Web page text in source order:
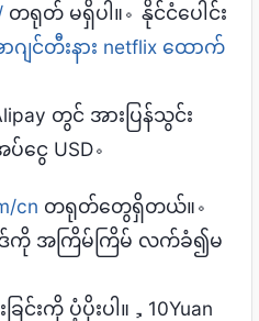
တရုတ် မရှိပါ။。နိုင်ငံပေါင်း
ဂျင်တီးနား netflix ထောက်
တွင် အားပြန်သွင်း
ငွေ USD。
cn တရုတ်တွေရှိတယ်။。
ကုဒ်ကို အကြိမ်ကြိမ် လက်ခံ၍မ
ြင်းကို ပံ့ပိုးပါ။，10Yuan